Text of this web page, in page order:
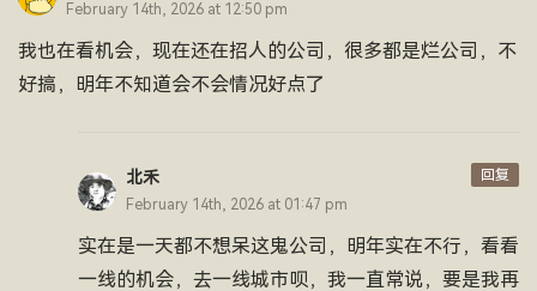
February 14th, 2026 at 12:50 pm
我也在看机会，现在还在招人的公司，很多都是烂公司，不
好搞，明年不知道会不会情况好点了
北禾
February 14th, 2026 at 01:47 pm
实在是一天都不想呆这鬼公司，明年实在不行，看看
一线的机会，去一线城市呗，我一直常说，要是我再
回复